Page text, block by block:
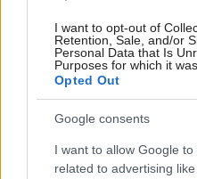
I want to opt-out of
Retention, Sale, and/or
Personal Data that Is
Purposes for which it
Opted Out
Google consents
I want to allow Google
related to advertising
Pozrite si viac